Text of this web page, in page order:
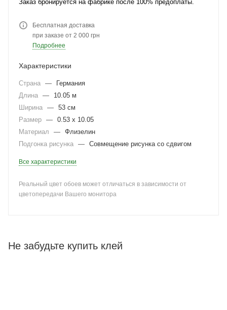
Заказ бронируется на фабрике после 100% предоплаты.
Бесплатная доставка
при заказе от 2 000 грн
Подробнее
Характеристики
Страна —
Германия
Длина —
10.05 м
Ширина — 53 см
Размер — 0.53 x 10.05
Материал
— Флизелин
Подгонка рисунка — Совмещение рисунка со сдвигом
Все характеристики
Реальный цвет обоев может отличаться в зависимости от
цветопередачи Вашего монитора
Не забудьте купить клей